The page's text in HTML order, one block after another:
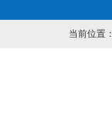
当前位置：